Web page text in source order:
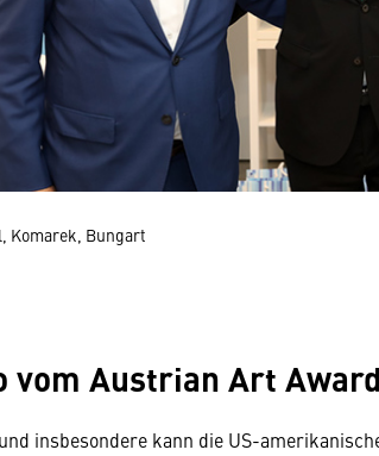
Komarek, Bungart
vom Austrian Art
und Nutzerverhalten mitunter mit
und insbesondere kann die US-